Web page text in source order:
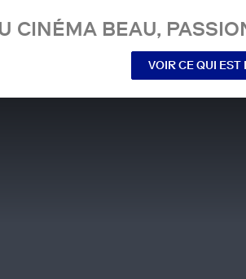
CINÉMA BEAU,
VOIR CE QUI